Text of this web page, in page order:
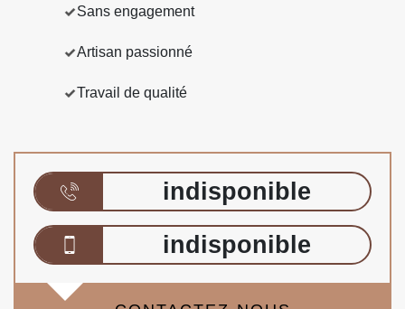
Sans engagement
Artisan passionné
Travail de qualité
indisponible
indisponible